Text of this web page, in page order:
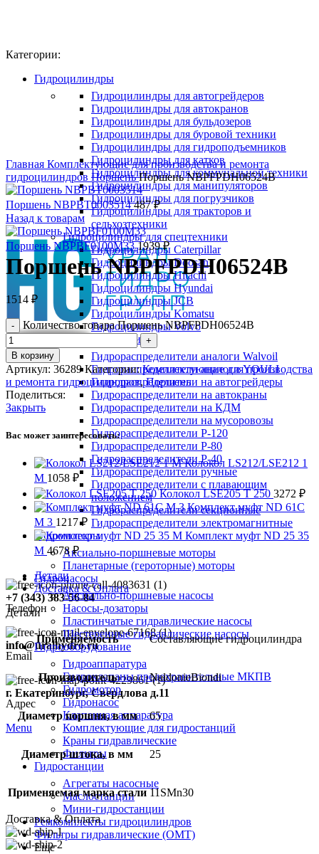
+7 (343) 383-56-84
Телефон
info@uralhydro.ru
Email
г. Екатеринбург, Свердлова д.11
Адрес
Menu
Категории:
Гидроцилиндры
Гидроцилиндры для автогрейдеров
Гидроцилиндры для автокранов
Гидроцилиндры для бульдозеров
Гидроцилиндры для буровой техники
Гидроцилиндры для гидроподъемников
Гидроцилиндры для катков
Гидроцилиндры для коммунальной техники
Гидроцилиндры для манипуляторов
Гидроцилиндры для погрузчиков
Гидроцилиндры для тракторов и
сельхозтехники
Гидроцилиндры для спецтехники
Гидроцилиндры Caterpillar
Гидроцилиндры Doosan
Гидроцилиндры Hitachi
Гидроцилиндры Hyundai
Гидроцилиндры JCB
Гидроцилиндры Komatsu
Гидроцилиндры Volvo
Гидрораспределители
Гидрораспределители аналоги Walvoil
Гидрораспределители аналоги YOULI
Гидрораспределители на автогрейдеры
Гидрораспределители на автокраны
Гидрораспределители на КДМ
Гидрораспределители на мусоровозы
Гидрораспределители Р-120
Гидрораспределители Р-80
Гидрораспределители Р-40
Гидрораспределители ручные
Гидрораспределители с плавающим
положением
Гидрораспределители секционные
Гидрораспределители электромагнитные
Гидромоторы
Аксиально-поршневые моторы
Планетарные (героторные) моторы
Гидронасосы
Аксиально-поршневые насосы
Насосы-дозаторы
Пластинчатые гидравлические насосы
Шестеренные гидравлические насосы
Гидрооборудование
Гидроаппаратура
Гидроклапаны предохранительные МКПВ
Гидромотор
Гидронасос
Клапанная аппаратура
Комплектующие для гидростанций
Краны гидравлические
Фильтры
Гидростанции
Агрегаты насосные
Маслостанции
Мини-гидростанции
Ремкомплекты гидроцилиндров
Фильтры гидравлические (OMT)
Еще
Главная Комплектующие для производства и ремонта
гидроцилиндров ПоршеньПоршень NBPFPDH06524B
Поршень NBPBT0003514487₽
Назад к товарам
Поршень NBPBF0100M331939₽
Поршень NBPFPDH06524B
1514 ₽
Количество товара Поршень NBPFPDH06524B
В корзину
Артикул: 36289Категории: Комплектующие для производства
и ремонта гидроцилиндров, Поршень
Поделиться:
Закрыть
Вас может заинтересовать:
Колокол LS212/LSE212 1
M 1058 ₽
Колокол LSE205 T 250 3272 ₽
Комплект муфт ND 61C
M 3 1217₽
Комплект муфт ND 25 35
M 4678₽
Детали
Доставка & Оплата
Детали
Применяемость Составляющие гидроцилиндра
Производитель NaldonieBiondi
Диаметр поршня, в мм 65
Диаметр штока, в мм 25
Применяемая марка стали 11SMn30
Доставка & Оплата